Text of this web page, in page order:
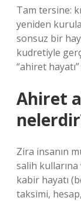
Tam tersine:
yeniden
sonsuz bir
kudretiyle
“ahiret
Ahiret
Zira insanın
salih
kabir hayatı
taksimi,